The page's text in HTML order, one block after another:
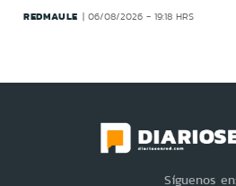
REDMAULE 06/08/2026 - 19:18 HRS
Síguenos en: